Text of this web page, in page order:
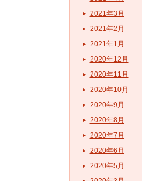
2021年3月
2021年2月
2021年1月
2020年12月
2020年11月
2020年10月
2020年9月
2020年8月
2020年7月
2020年6月
2020年5月